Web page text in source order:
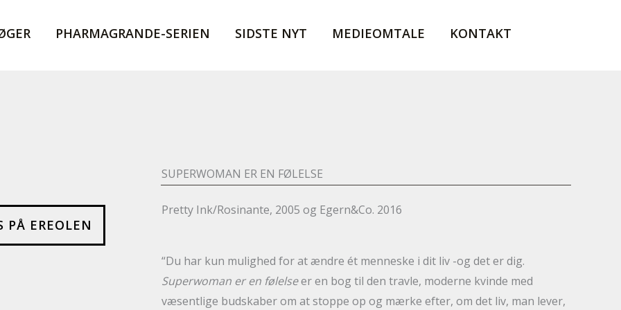
PHARMAGRANDE-SERIEN SIDSTE NYT MEDIEOMTALE KONTAKT
PÅ EREOLEN
SUPERWOMAN ER EN FØLELSE
Pretty Ink/Rosinante, 2005 og Egern&Co. 2016
“Du har kun mulighed for at ændre ét menneske i dit liv -og det er dig.
Superwoman er en følelseer en bog til den travle, moderne kvinde med
væsentlige budskaber om at stoppe op og mærke efter, om det liv, man lever,